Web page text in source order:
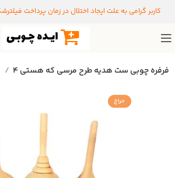
کاربر گرامی به علت ایجاد اختلال در زمان پرداخت
فرفره چوبی ست هدیه طرح مرسی که هستی ۴
حراج